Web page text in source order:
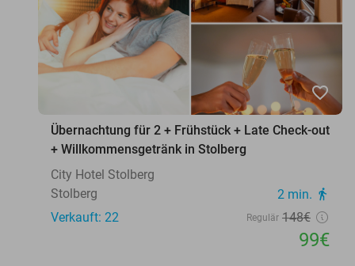
favorite_border
Übernachtung für 2 + Frühstück + Late Check-out
+ Willkommensgetränk in Stolberg
City Hotel Stolberg
Stolberg
2 min. directions_walk
Verkauft: 22 Regulär 148€
99€